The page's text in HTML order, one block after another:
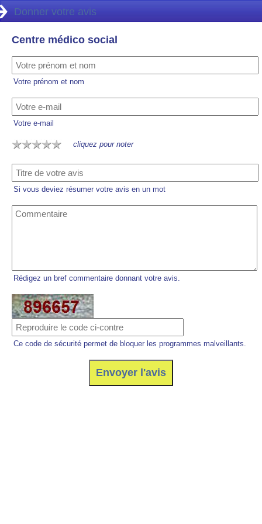
Donner votre avis
Centre médico social
Votre prénom et nom
Votre e-mail
cliquez pour noter
Si vous deviez résumer votre avis en un mot
Rédigez un bref commentaire donnant votre avis.
Ce code de sécurité permet de bloquer les programmes malveillants.